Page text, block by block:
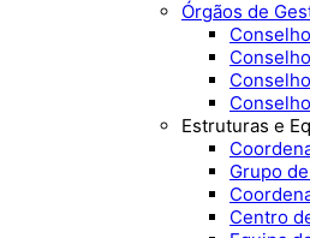
Órgãos de
Estruturas e
Grupo
Centro